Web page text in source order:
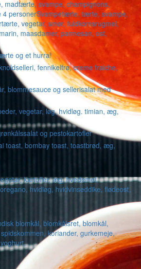
og et hurra!
blommesauce og sellerisalat med
og pestokartofler